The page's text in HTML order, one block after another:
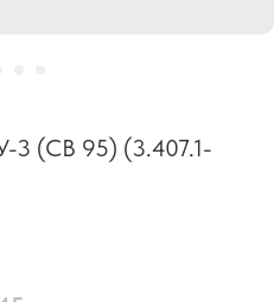
3 (СВ 95) (3.407.1-